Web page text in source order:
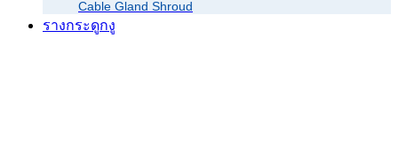
Cable Gland Shroud
รางกระดูกงู